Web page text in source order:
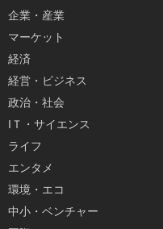
企業・産業
マーケット
経済
経営・ビジネス
政治・社会
IＴ・サイエンス
ライフ
エンタメ
環境・エコ
中小・ベンチャー